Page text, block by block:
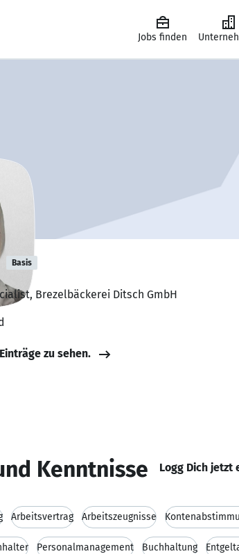
Jobs finden
Basis
Brezelbäckerei Ditsch GmbH
zu sehen.
Kenntnisse Logg Dich jetzt
Arbeitsvertrag Arbeitszeugnisse
Personalmanagement Buchhaltung